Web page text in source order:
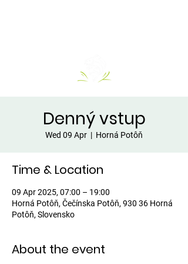
Denný vstup
Wed 09 Apr
  |
Horná Potôň
Time & Location
09 Apr 2025, 07:00 – 19:00
Horná Potôň, Čečínska Potôň, 930 36 Horná
Potôň, Slovensko
About the event